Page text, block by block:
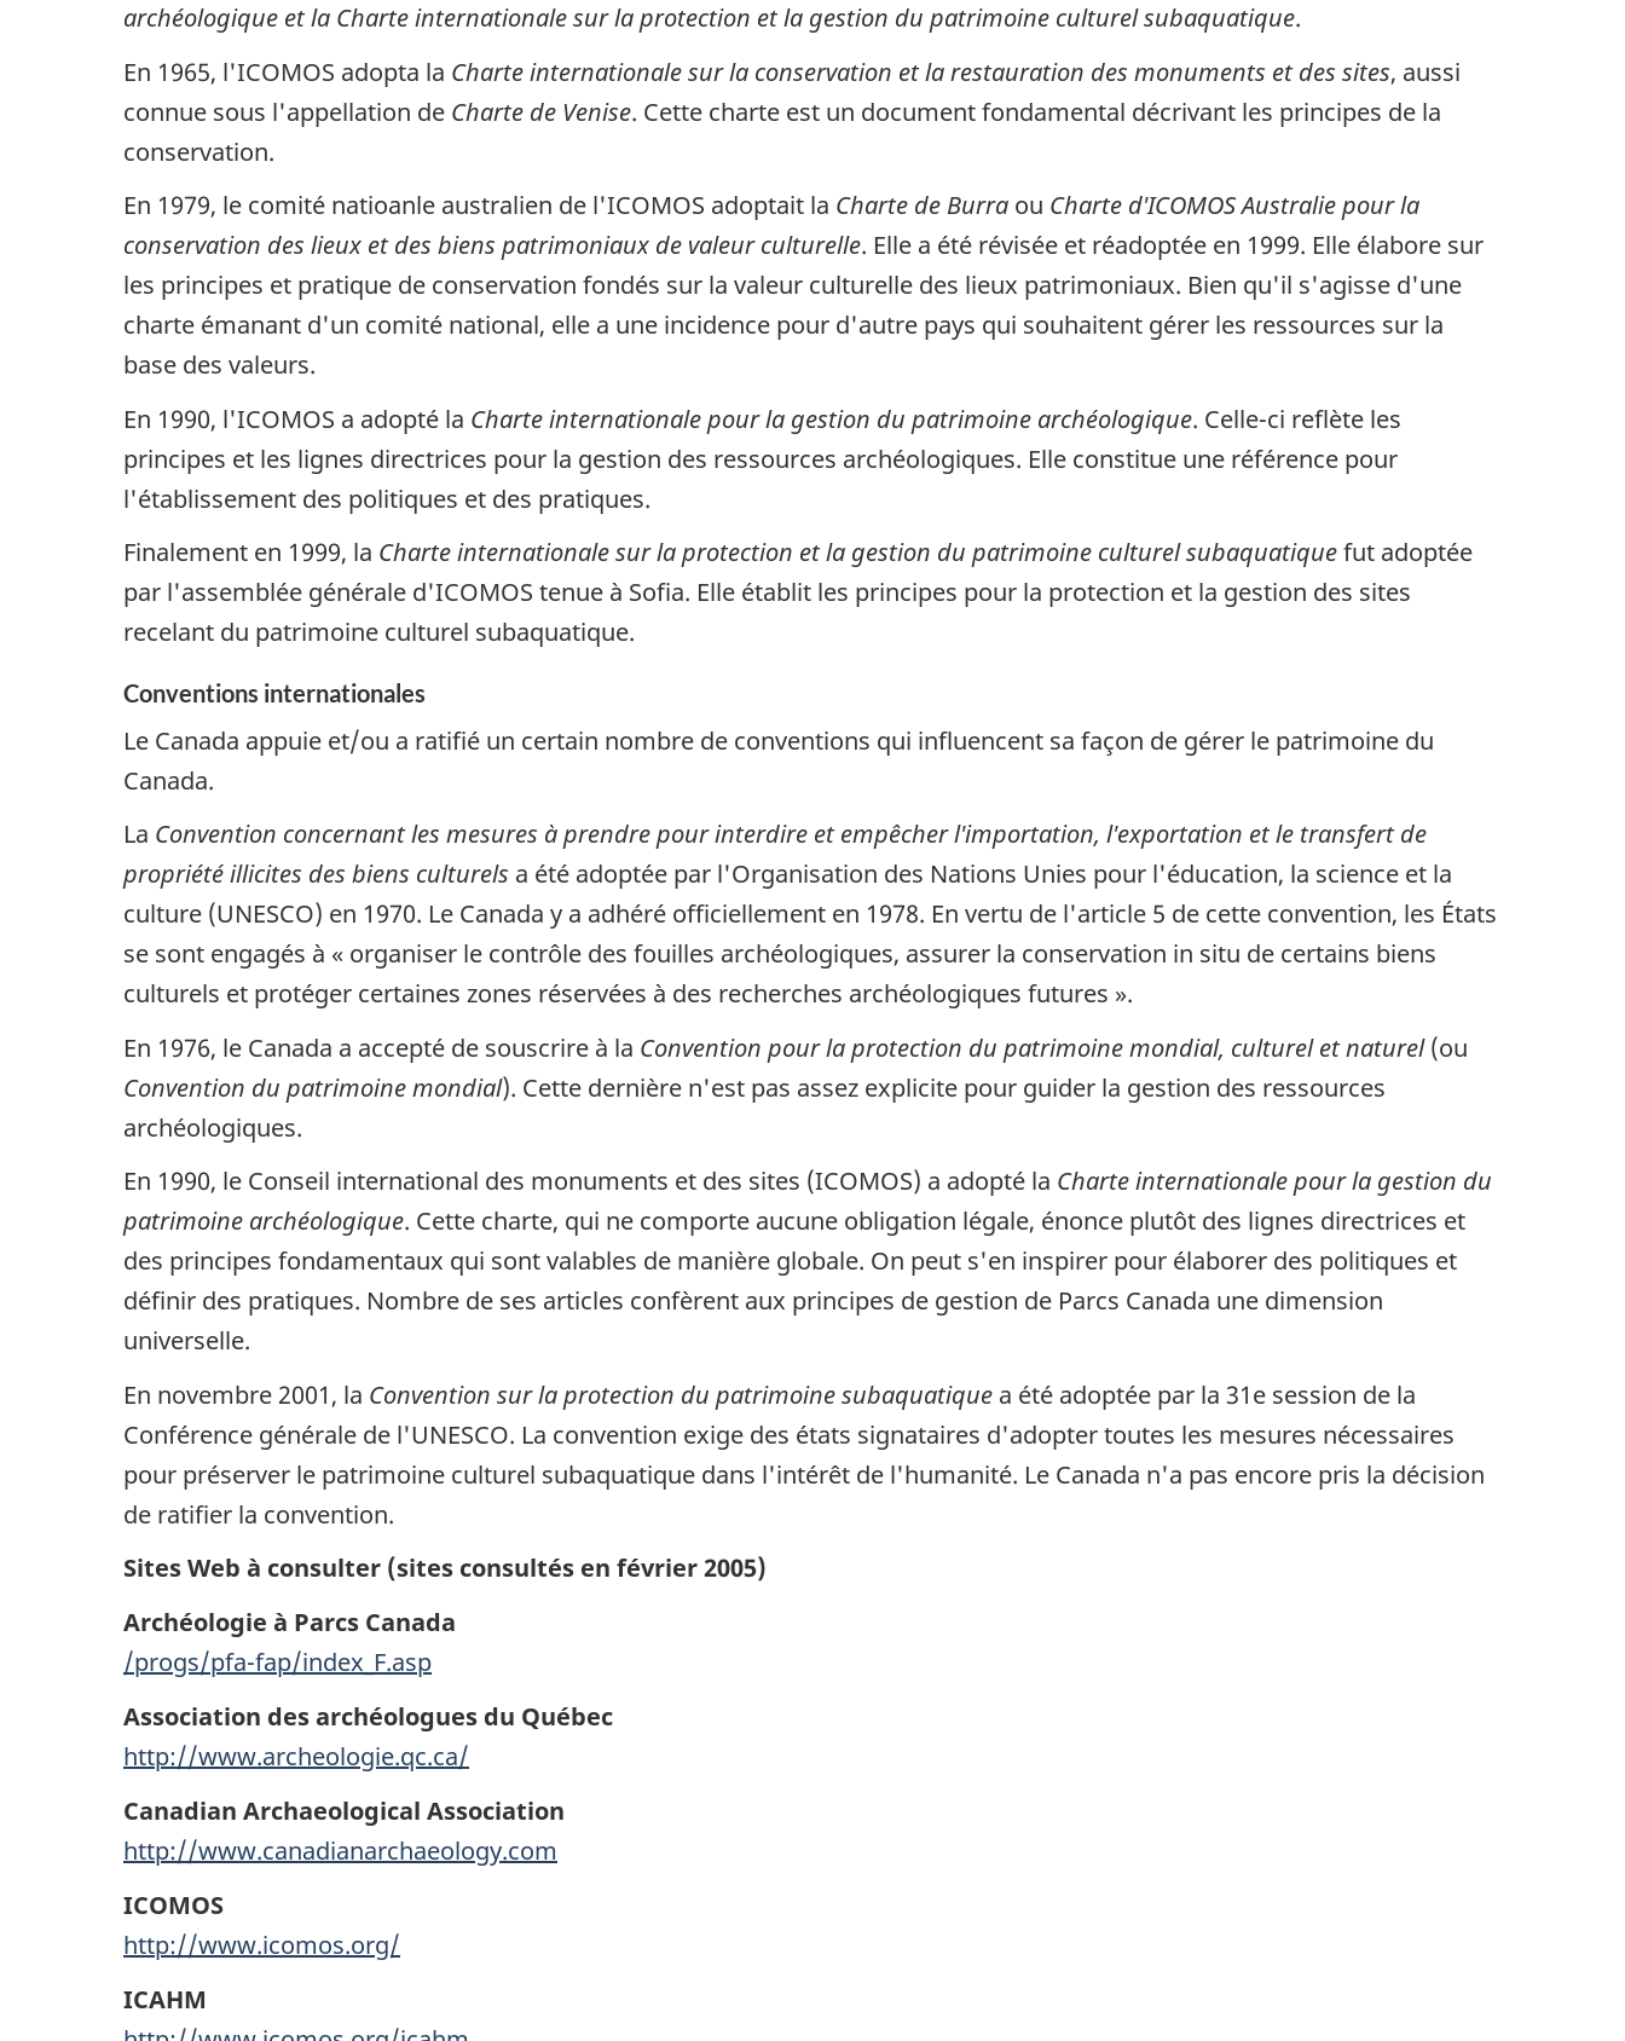
archéologique et la Charte internationale sur la protection et la gestion du patrimoine culturel subaquatique.
En 1965, l'ICOMOS adopta la Charte internationale sur la conservation et la restauration des monuments et des sites, aussi
connue sous l'appellation de Charte de Venise. Cette charte est un document fondamental décrivant les principes de la
conservation.
En 1979, le comité natioanle australien de l'ICOMOS adoptait la Charte de Burra ou Charte d'ICOMOS Australie pour la
conservation des lieux et des biens patrimoniaux de valeur culturelle. Elle a été révisée et réadoptée en 1999. Elle élabore sur
les principes et pratique de conservation fondés sur la valeur culturelle des lieux patrimoniaux. Bien qu'il s'agisse d'une
charte émanant d'un comité national, elle a une incidence pour d'autre pays qui souhaitent gérer les ressources sur la
base des valeurs.
En 1990, l'ICOMOS a adopté la Charte internationale pour la gestion du patrimoine archéologique. Celle-ci reflète les
principes et les lignes directrices pour la gestion des ressources archéologiques. Elle constitue une référence pour
l'établissement des politiques et des pratiques.
Finalement en 1999, la Charte internationale sur la protection et la gestion du patrimoine culturel subaquatiquefut adoptée
par l'assemblée générale d'ICOMOS tenue à Sofia. Elle établit les principes pour la protection et la gestion des sites
recelant du patrimoine culturel subaquatique.
Conventions internationales
Le Canada appuie et/ou a ratifié un certain nombre de conventions qui influencent sa façon de gérer le patrimoine du
Canada.
La Convention concernant les mesures à prendre pour interdire et empêcher l'importation, l'exportation et le transfert de
propriété illicites des biens culturels a été adoptée par l'Organisation des Nations Unies pour l'éducation, la science et la
culture (UNESCO) en 1970. Le Canada y a adhéré officiellement en 1978. En vertu de l'article 5 de cette convention, les États
se sont engagés à « organiser le contrôle des fouilles archéologiques, assurer la conservation in situ de certains biens
culturels et protéger certaines zones réservées à des recherches archéologiques futures ».
En 1976, le Canada a accepté de souscrire à la Convention pour la protection du patrimoine mondial, culturel et naturel(ou
Convention du patrimoine mondial). Cette dernière n'est pas assez explicite pour guider la gestion des ressources
archéologiques.
En 1990, le Conseil international des monuments et des sites (ICOMOS) a adopté la Charte internationale pour la gestion du
patrimoine archéologique. Cette charte, qui ne comporte aucune obligation légale, énonce plutôt des lignes directrices et
des principes fondamentaux qui sont valables de manière globale. On peut s'en inspirer pour élaborer des politiques et
définir des pratiques. Nombre de ses articles confèrent aux principes de gestion de Parcs Canada une dimension
universelle.
En novembre 2001, la Convention sur la protection du patrimoine subaquatique a été adoptée par la 31e session de la
Conférence générale de l'UNESCO. La convention exige des états signataires d'adopter toutes les mesures nécessaires
pour préserver le patrimoine culturel subaquatique dans l'intérêt de l'humanité. Le Canada n'a pas encore pris la décision
de ratifier la convention.
Sites Web à consulter (sites consultés en février 2005)
Archéologie à Parcs Canada
/progs/pfa-fap/index_F.asp
Association des archéologues du Québec
http://www.archeologie.qc.ca/
Canadian Archaeological Association
http://www.canadianarchaeology.com
ICOMOS
http://www.icomos.org/
ICAHM